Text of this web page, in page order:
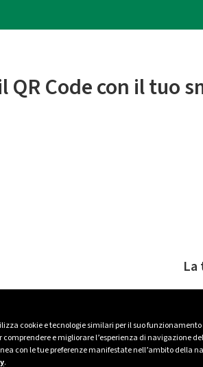
cookie e tecnologie similari per il suo
comprendere e migliorare l’esperienza di navigazione
con le tue preferenze manifestate nell’ambito della
.
QR Code con il tuo
La